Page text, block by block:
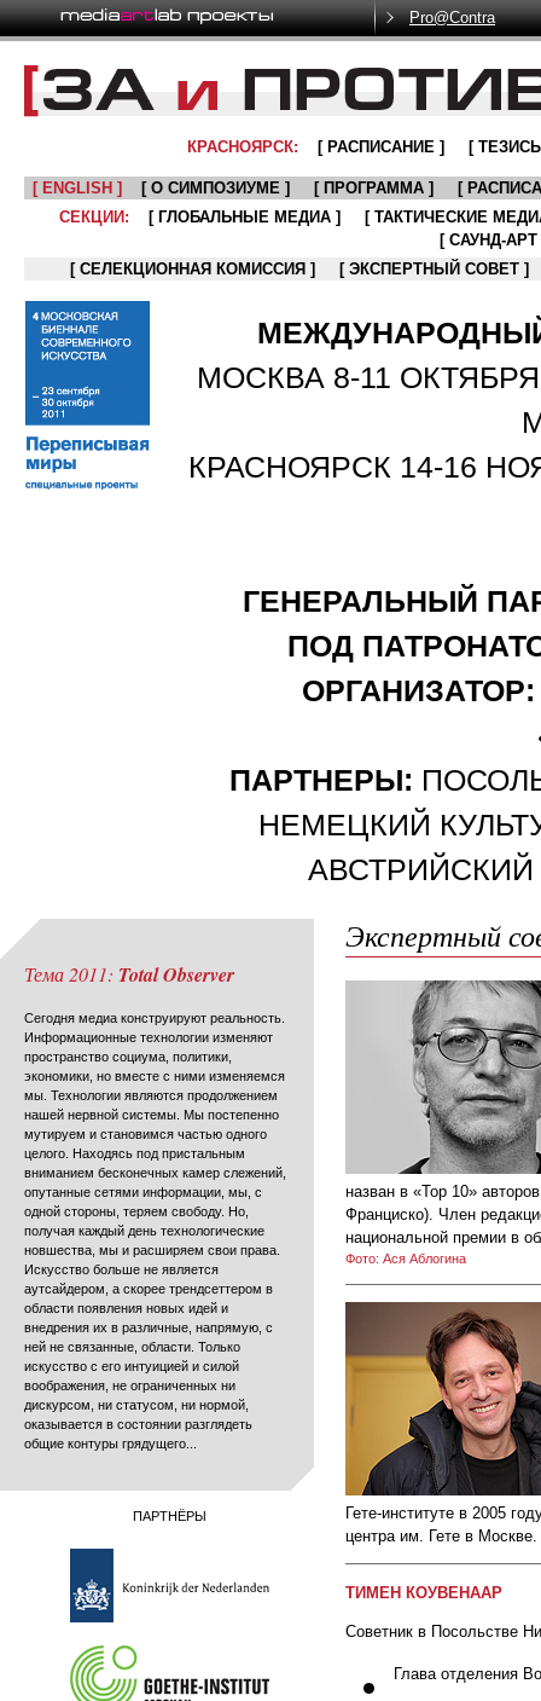
Pro@Contra
КРАСНОЯРСК: [ РАСПИСАНИЕ ] [
[ ENGLISH ] [ О СИМПОЗИУМЕ ] [ ПРОГРАММА ]
[
СЕКЦИИ:
[ ГЛОБАЛЬНЫЕ МЕДИА ]
[ ТАКТИЧЕСКИЕ
[ САУНД-АРТ
[ СЕЛЕКЦИОННАЯ КОМИССИЯ ]
[ ЭКСПЕРТНЫЙ СОВЕТ ]
МОСКВА 8-11
КРАСНОЯРСК 14-16
ГЕНЕРАЛЬНЫЙ
ПОД
ОРГАНИЗАТОР:
ПАРТНЕРЫ:
НЕМЕЦКИЙ
Тема 2011: Total Observer
Сегодня медиа конструируют реальность.
Информационные технологии изменяют
пространство социума, политики,
экономики, но вместе с ними изменяемся
мы. Технологии являются продолжением
нашей нервной системы. Мы постепенно
мутируем и становимся частью одного
целого. Находясь под пристальным
вниманием бесконечных камер слежений,
опутанные сетями информации, мы, с
одной стороны, теряем свободу. Но,
получая каждый день технологические
новшества, мы и расширяем свои права.
Искусство больше не является
аутсайдером, а скорее трендсеттером в
области появления новых идей и
внедрения их в различные, напрямую, с
ней не связанные, области. Только
искусство с его интуицией и силой
воображения, не ограниченных ни
дискурсом, ни статусом, ни нормой,
оказывается в состоянии разглядеть
общие контуры грядущего...
ПАРТНЁРЫ
Экспертный
назван в «Top 10»
Франциско). Член
национальной премии в
Фото: Ася Аблогина
Гете-институте в 2005
центра им. Гете в Москве.
ТИМЕН КОУВЕНААР
Советник в Посольстве
Глава отделения